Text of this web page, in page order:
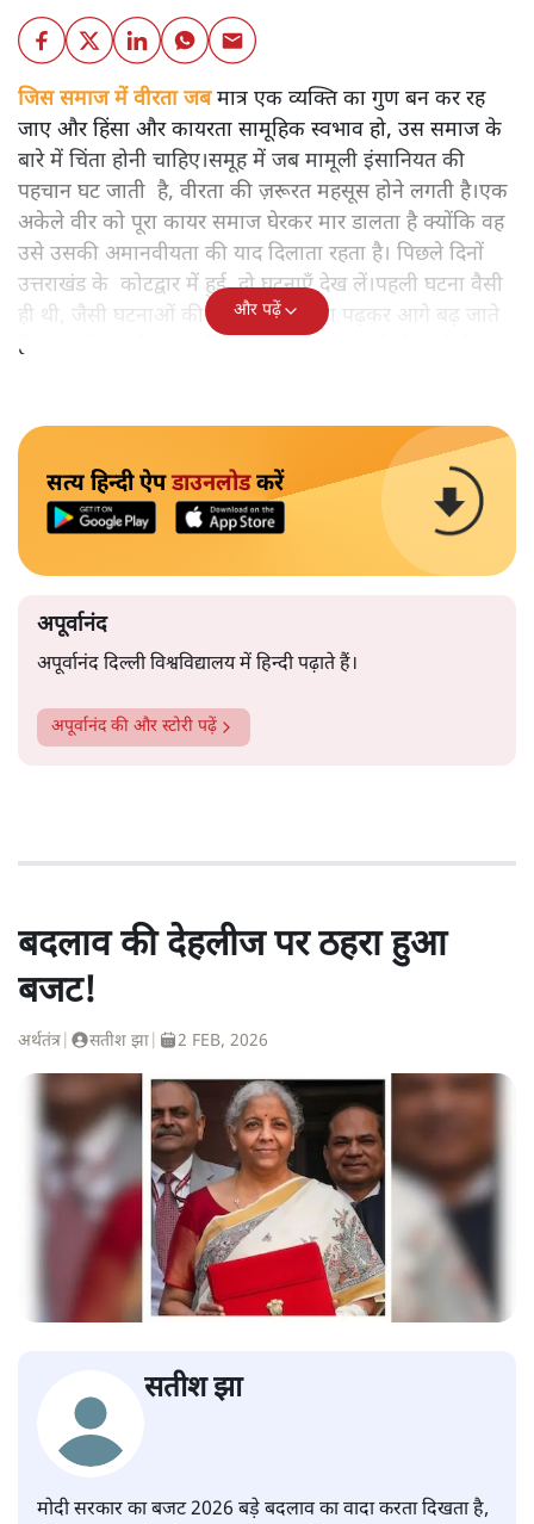
जिस समाज में वीरता जबमात्र एक व्यक्ति का गुण बन कर रह
जाए और हिंसा और कायरता सामूहिक स्वभाव हो, उस समाज के
बारे में चिंता होनी चाहिए।समूह में जब मामूली इंसानियत की
पहचान घट जाती है, वीरता की ज़रूरत महसूस होने लगती है।एक
अकेले वीर को पूरा कायर समाज घेरकर मार डालता है क्योंकि वह
उसे उसकी अमानवीयता की याद दिलाता रहता है। पिछले दिनों
उत्तराखंड के कोटद्वार में हुई दो घटनाएँ देख लें।पहली घटना वैसी
ही थी, जैसी घटनाओं की खबर हम रोज़ाना पढ़कर आगे बढ़ जाते
हैं।भारत के तक़रीबन हर हिस्से से ऐसी खबर आती ही रहती है।
और पढ़ें
सत्य हिन्दी ऐपडाउनलोडकरें
अपूर्वानंद
अपूर्वानंद दिल्ली विश्वविद्यालय में हिन्दी पढ़ाते हैं।
अपूर्वानंदकी और स्टोरी पढ़ें
बदलाव की देहलीज पर ठहरा हुआ
बजट!
अर्थतंत्र सतीश झा 2 FEB, 2026
सतीश झा
मोदी सरकार का बजट 2026 बड़े बदलाव का वादा करता दिखता है,